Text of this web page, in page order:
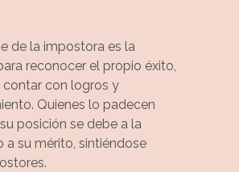
de la impostora es la
reconocer el propio éxito,
contar con logros y
Quienes lo padecen
posición se debe a la
a su mérito, sintiéndose